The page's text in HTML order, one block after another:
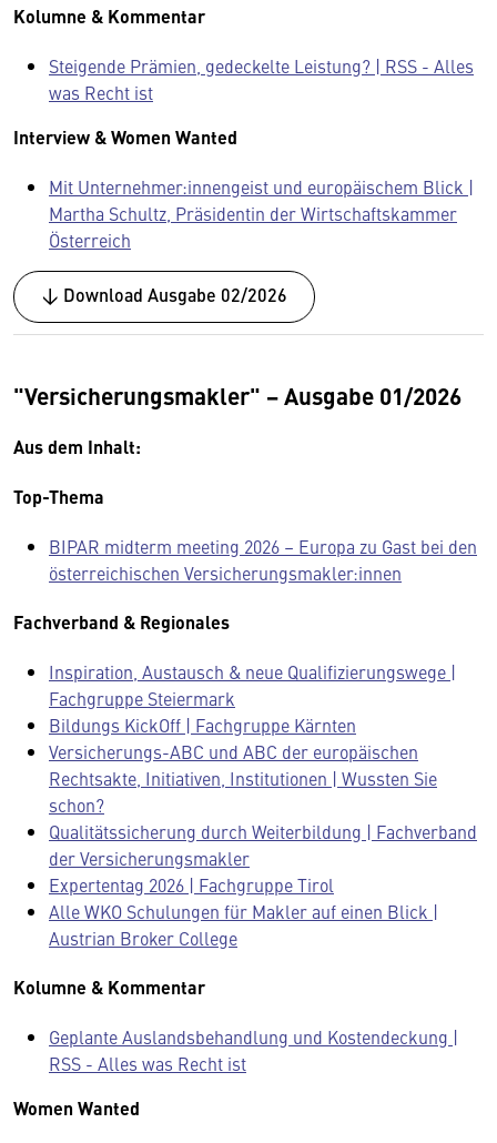
Kolumne & Kommentar
Steigende Prämien, gedeckelte Leistung? | RSS - Alles
was Recht ist
Interview & Women Wanted
Mit Unternehmer:innengeist und europäischem Blick |
Martha Schultz, Präsidentin der Wirtschaftskammer
Österreich
↓ Download Ausgabe 02/2026
"Versicherungsmakler" − Ausgabe 01/2026
Aus dem Inhalt:
Top-Thema
BIPAR midterm meeting 2026 – Europa zu Gast bei den
österreichischen Versicherungsmakler:innen
Fachverband & Regionales
Inspiration, Austausch & neue Qualifizierungswege |
Fachgruppe Steiermark
Bildungs KickOff | Fachgruppe Kärnten
Versicherungs-ABC und ABC der europäischen
Rechtsakte, Initiativen, Institutionen | Wussten Sie
schon?
Qualitätssicherung durch Weiterbildung | Fachverband
der Versicherungsmakler
Expertentag 2026 | Fachgruppe Tirol
Alle WKO Schulungen für Makler auf einen Blick |
Austrian Broker College
Kolumne & Kommentar
Geplante Auslandsbehandlung und Kostendeckung |
RSS - Alles was Recht ist
Women Wanted